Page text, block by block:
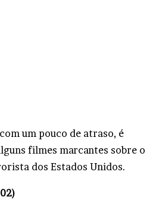
um pouco de atraso, é
filmes marcantes sobre o
dos Estados Unidos.